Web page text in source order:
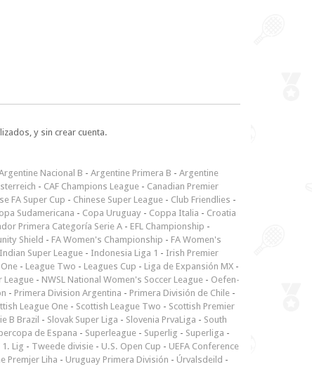
y sin crear cuenta.
Nacional B - Argentine Primera B - Argentine
- CAF Champions League - Canadian Premier
FA Super Cup - Chinese Super League - Club Friendlies -
Sudamericana - Copa Uruguay - Coppa Italia - Croatia
Primera Categoría Serie A - EFL Championship -
Shield - FA Women's Championship - FA Women's
Indian Super League - Indonesia Liga 1 - Irish Premier
- League Two - Leagues Cup - Liga de Expansión MX -
League - NWSL National Women's Soccer League - Oefen-
- Primera Division Argentina - Primera División de Chile -
League One - Scottish League Two - Scottish Premier
B Brazil - Slovak Super Liga - Slovenia PrvaLiga - South
de Espana - Superleague - Superlig - Superliga -
1. Lig - Tweede divisie - U.S. Open Cup - UEFA Conference
Premjer Liha - Uruguay Primera División - Úrvalsdeild -